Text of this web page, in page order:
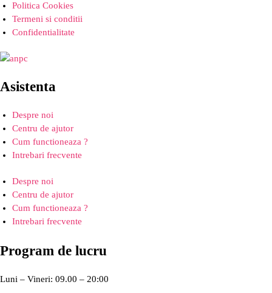
Politica Cookies
Termeni si conditii
Confidentialitate
Asistenta
Despre noi
Centru de ajutor
Cum functioneaza ?
Intrebari frecvente
Despre noi
Centru de ajutor
Cum functioneaza ?
Intrebari frecvente
Program de lucru
Luni – Vineri: 09.00 – 20:00